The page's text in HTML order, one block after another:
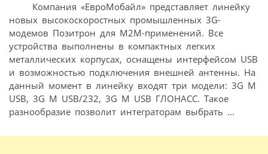
Компания «ЕвроМобайл» представляет линейку
новых высокоскоростных промышленных 3G-
модемов Позитрон для M2M-применений. Все
устройства выполнены в компактных легких
металлических корпусах, оснащены интерфейсом USB
и возможностью подключения внешней антенны. На
данный момент в линейку входят три модели: 3G M
USB, 3G M USB/232, 3G M USB ГЛОНАСС. Такое
разнообразие позволит интеграторам выбрать ...